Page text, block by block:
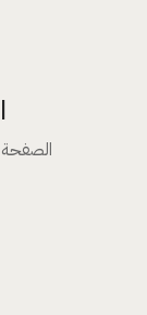
الصفحة